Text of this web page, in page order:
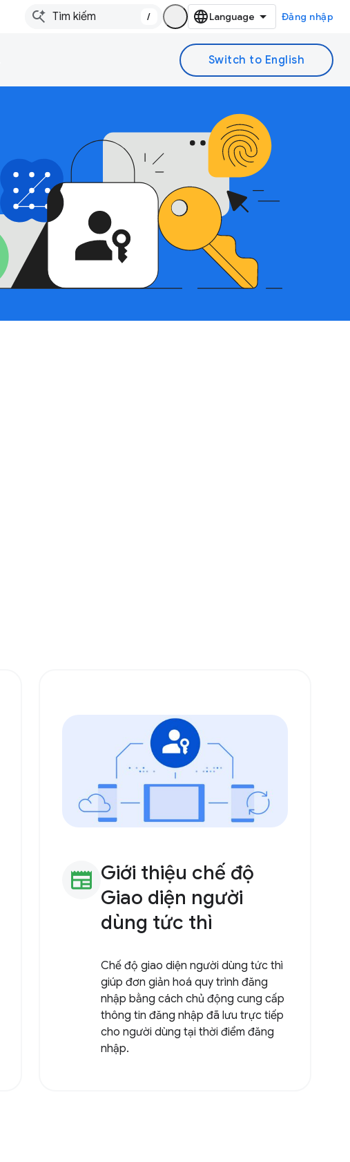
/ Đăng nhập
newspaper Giới thiệu chế độ
Giao diện người
dùng tức thì
Chế độ giao diện người dùng tức thì
giúp đơn giản hoá quy trình đăng
nhập bằng cách chủ động cung cấp
thông tin đăng nhập đã lưu trực tiếp
cho người dùng tại thời điểm đăng
nhập.